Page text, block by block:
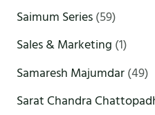
Saimum Series(59)
Sales & Marketing (1)
Samaresh Majumdar(49)
Sarat Chandra